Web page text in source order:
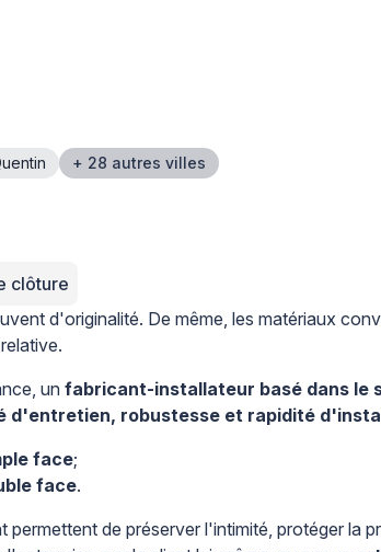
+ 28 autres villes
clôture
d'originalité. De même, les matériaux
relative.
un fabricant-installateur basé dans le
d'entretien, robustesse et rapidité
face;
face.
de préserver l'intimité, protéger la